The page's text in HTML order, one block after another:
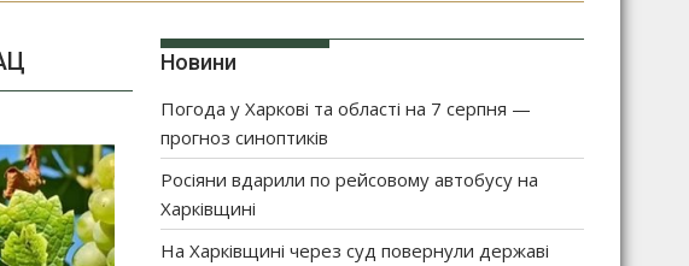
Новини
Погода у Харкові та області на 7 серпня —
прогноз синоптиків
Росіяни вдарили по рейсовому автобусу на
Харківщині
На Харківщині через суд повернули державі